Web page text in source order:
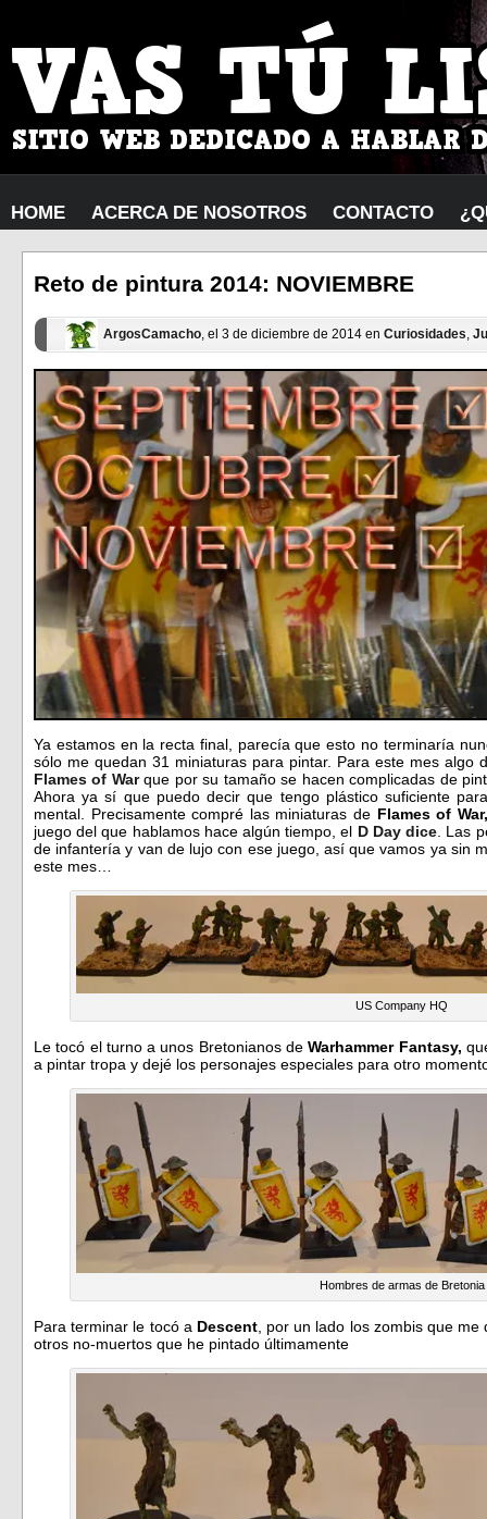
HOME ACERCA DE NOSOTROS CONTACTO
Reto de pintura 2014: NOVIEMBRE
ArgosCamacho, el 3 de diciembre de 2014 en Curiosidades,
Ya estamos en la recta final, parecía que esto no terminaría
sólo me quedan 31 miniaturas para pintar. Para este mes algo
Flames of Warque por su tamaño se hacen complicadas de
Ahora ya sí que puedo decir que tengo plástico suficiente
mental. Precisamente compré las miniaturas de Flames of War,
juego del que hablamos hace algún tiempo, el D Day dice . Las
de infantería y van de lujo con ese juego, así que vamos ya sin
este mes…
US Company HQ
Le tocó el turno a unos Bretonianos deWarhammer Fantasy,
a pintar tropa y dejé los personajes especiales para otro
Hombres de armas de Bretonia
Para terminar le tocó a Descent, por un lado los zombis que
otros no-muertos que he pintado últimamente